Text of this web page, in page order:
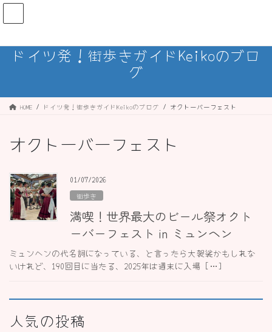
コ
ン
キ
ナ
ー
に
ドイツ発！街歩きガイドKeikoのブロ
グ
HOME ドイツ発！街歩きガイドKeikoのブログ オクトーバーフェスト
オクトーバーフェスト
01/07/2026
街歩き
満喫！世界最大のビール祭オクト
ーバーフェスト in ミュンヘン
ミュンヘンの代名詞になっている、と言ったら大袈裟かもしれな
いけれど、190回目に当たる、2025年は週末に入場 […]
人気の投稿